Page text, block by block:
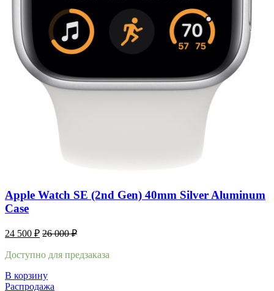
Apple Watch SE (2nd Gen) 40mm Silver Aluminum
Case
24 500 ₽ 26 000₽
Доступно для предзаказа
В корзину
Распродажа